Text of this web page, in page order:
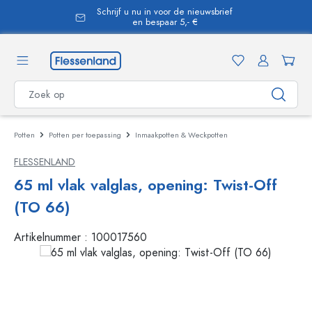
Schrijf u nu in voor de nieuwsbrief
en bespaar 5,- €
Potten Potten per toepassing Inmaakpotten & Weckpotten
FLESSENLAND
65 ml vlak valglas, opening: Twist-Off
(TO 66)
Artikelnummer : 100017560